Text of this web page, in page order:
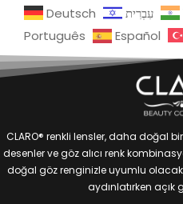
Deutsch
עִבְרִית
Português
Español
CLARO® renkli lensler, daha doğal
desenler ve göz alıcı renk
doğal göz renginizle uyumlu olacak
aydınlatırken açık